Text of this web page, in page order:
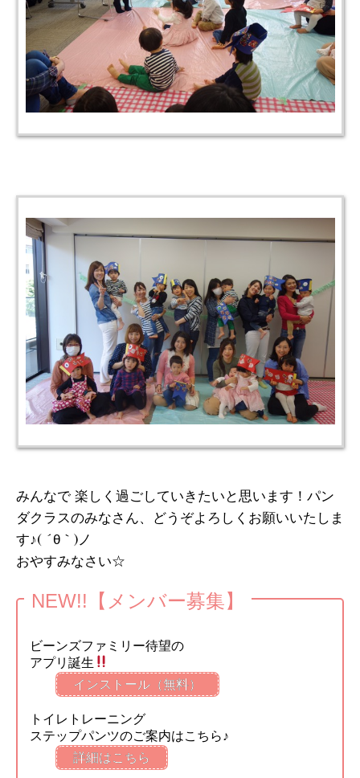
みんなで 楽しく過ごしていきたいと思います！パン
ダクラスのみなさん、どうぞよろしくお願いいたしま
す♪( ´θ｀)ノ
おやすみなさい☆
NEW!!【メンバー募集】
ビーンズファミリー待望の
アプリ誕生
インストール（無料）
トイレトレーニング
ステップパンツのご案内はこちら♪
詳細はこちら